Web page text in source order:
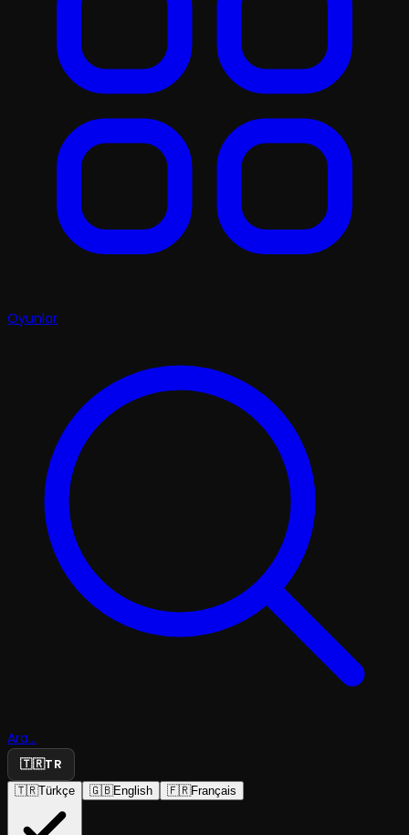
Oyunlar
Ara...
🇹🇷TR
🇹🇷Türkçe 🇬🇧English 🇫🇷Français